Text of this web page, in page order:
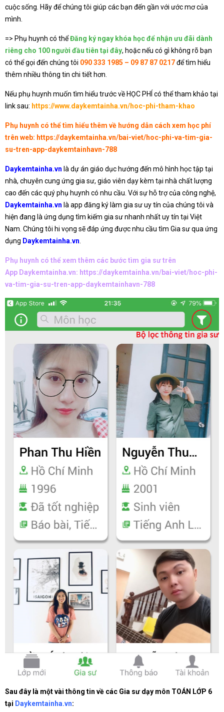
cuộc sống. Hãy để chúng tôi giúp các bạn đến gần với ước mơ của
mình.
=> Phụ huynh có thểĐăng ký ngay khóa học để nhận ưu đãi dành
riêng cho 100 người đầu tiên tại đây, hoặc nếu có gì không rõ bạn
có thể gọi đến chúng tôi 090 333 1985 – 09 87 87 0217để tìm hiểu
thêm nhiều thông tin chi tiết hơn.
Nếu phụ huynh muốn tìm hiểu trước về HỌC PHÍ có thể tham khảo tại
link sau: https://www.daykemtainha.vn/hoc-phi-tham-khao
Phụ huynh có thể tìm hiểu thêm về hướng dẫn cách xem học phí
trên web: https://daykemtainha.vn/bai-viet/hoc-phi-va-tim-gia-
su-tren-app-daykemtainhavn-788
Daykemtainha.vn là dự án giáo dục hướng đến mô hình học tập tại
nhà, chuyên cung ứng gia sư, giáo viên dạy kèm tại nhà chất lượng
cao đến các quý phụ huynh có nhu cầu. Với sự hỗ trợ của công nghệ,
Daykemtainha.vn là app đăng ký làm gia sư uy tín của chúng tôi và
hiện đang là ứng dụng tìm kiếm gia sư nhanh nhất uy tín tại Việt
Nam. Chúng tôi hi vọng sẽ đáp ứng được nhu cầu tìm Gia sư qua ứng
dụng Daykemtainha.vn
Phụ huynh có thể xem thêm các bước tìm gia sư trên
App Daykemtainha.vn: https://daykemtainha.vn/bai-viet/hoc-phi-
va-tim-gia-su-tren-app-daykemtainhavn-788
Sau đây là một vài thông tin về các Gia sư dạy môn TOÁN LỚP 6
tại Daykemtainha.vn: